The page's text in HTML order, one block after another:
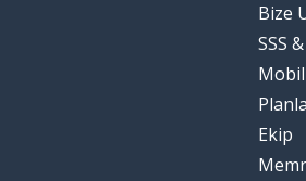
Bize
SSS
Ekip